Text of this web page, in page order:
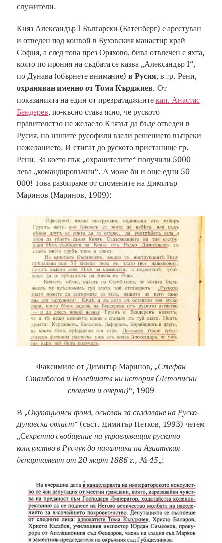
служители.
Княз Александър I Български (Батенберг) е арестуван
и отведен под конвой в Буховския манастир край
София, а след това през Оряхово, бива отвлечен с яхта,
която по ирония на съдбата се казва „Александър I“,
по Дунава (обърнете внимание) в Русия, в гр. Рени,
охраняван именно от Тома Кърджиев. От
показанията на един от превратаджиите кап. Анастас
Бендерев, по-късно става ясно, че руското
правителство не желаело Князът да бъде отведен в
Русия, но нашите русофили взели решението въпреки
нежеланието. И стигат до руското пристанище гр.
Рени. За което пък „охранителите“ получили 5000
лева „командировъчни“. А може би и още едни 50
000! Това разбираме от спомените на Димитър
Маринов (Маринов, 1909):
Факсимиле от Димитър Маринов, „Стефан
Стамболов и Новейшата ни история (Летописни
спомени и очерки)“, 1909
В „Окупационен фонд, основан за създаване на Руско-
Дунавска област“ (съст. Димитър Петков, 1993) четем
„Секретно съобщение на управляващия руското
консулство в Русчук до началника на Азиатския
департамент от 20 март 1886 г., № 45„: